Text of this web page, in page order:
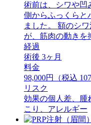
術前は、シワや凹
側からふっくらと
ました。 額のシ
が、筋肉の動き
経過
術後 3ヶ月
料金
98,000円（税込
リスク
効果の個人差、腫
こり、アレルギー